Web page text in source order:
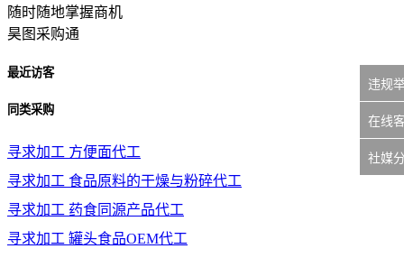
随时随地掌握商机
昊图采购通
最近访客
同类采购
寻求加工 方便面代工
寻求加工 食品原料的干燥与粉碎代工
寻求加工 药食同源产品代工
寻求加工 罐头食品OEM代工
违规
在线
社媒